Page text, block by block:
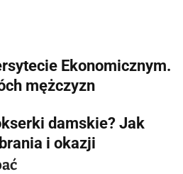
Ekonomicznym.
mężczyzn
damskie? Jak
i okazji